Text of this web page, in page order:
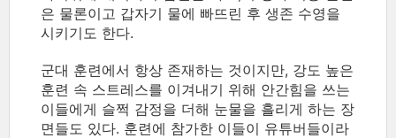
은 물론이고 갑자기 물에 빠뜨린 후 생존 수영을
시키기도 한다.
군대 훈련에서 항상 존재하는 것이지만, 강도 높은
훈련 속 스트레스를 이겨내기 위해 안간힘을 쓰는
이들에게 슬쩍 감정을 더해 눈물을 흘리게 하는 장
면들도 있다. 훈련에 참가한 이들이 유튜버들이라